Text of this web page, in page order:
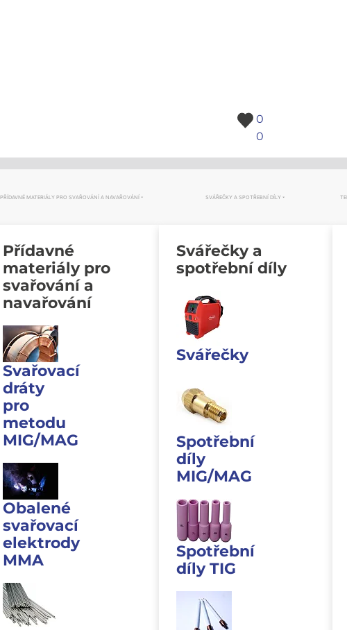
0
0
PŘÍDAVNÉ MATERIÁLY PRO SVAŘOVÁNÍ A NAVAŘOVÁNÍ
Přídavné
materiály pro
svařování a
navařování
Svařovací
dráty
pro
metodu
MIG/MAG
Obalené
svařovací
elektrody
MMA
SVÁŘEČKY A SPOTŘEBNÍ DÍLY
Svářečky a
spotřební díly
Svářečky
Spotřební
díly
MIG/MAG
Spotřební
díly TIG